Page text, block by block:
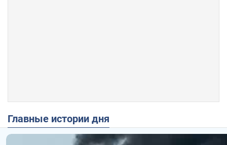
Главные истории дня